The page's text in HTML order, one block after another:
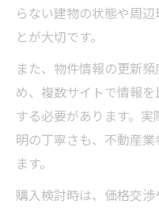
らない建物の状態や周
とが大切です。
また、物件情報の更新
め、複数サイトで情報
する必要があります。
明の丁寧さも、不動産
ます。
購入検討時は、価格交